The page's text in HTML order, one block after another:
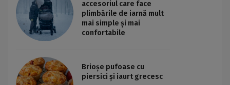
accesoriul care face
plimbările de iarnă mult
mai simple și mai
confortabile
Brioșe pufoase cu
piersici și iaurt grecesc